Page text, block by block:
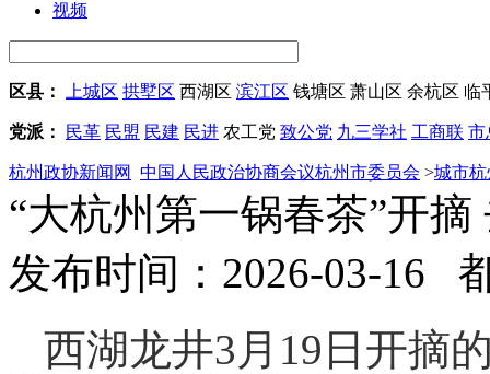
视频
区县： 上城区 拱墅区 西湖区 滨江区 钱塘区 萧山区 余杭区 临
党派： 民革 民盟 民建 民进 农工党 致公党 九三学社 工商联 市
杭州政协新闻网 中国人民政治协商会议杭州市委员会 >城市杭
“大杭州第一锅春茶”开
发布时间：2026-03-16
西湖龙井3月19日开摘